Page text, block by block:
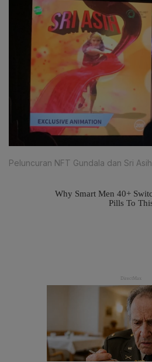
Peluncuran NFT Gundala dan Sri Asih